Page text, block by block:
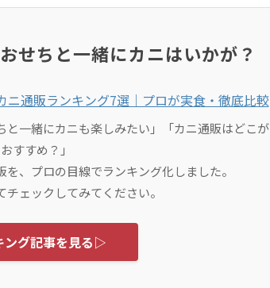
せちと一緒にカニはいかが？
と一緒にカニも楽しみたい」「カニ通販はどこが
おすすめ？」
、プロの目線でランキング化しました。
チェックしてみてください。
ング記事を見る▷